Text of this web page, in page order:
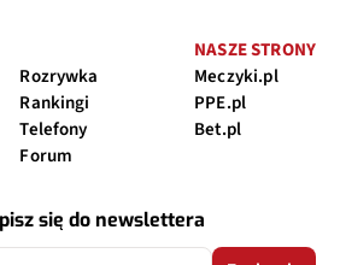
Rozrywka
Rankingi
Telefony
Forum
NASZE STRONY
Meczyki.pl
PPE.pl
Bet.pl
się do newslettera